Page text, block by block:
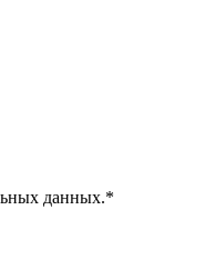
данных.*